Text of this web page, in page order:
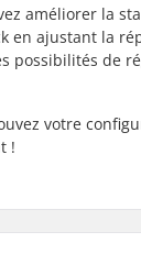
améliorer la
en ajustant la
possibilités de
votre
!